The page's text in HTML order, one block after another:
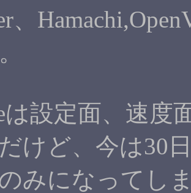
、
は設定面、速度
けど、今は30
みになってし